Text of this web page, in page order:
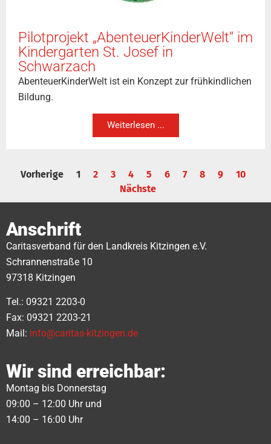
Pilotprojekt „AbenteuerKinderWelt“ im
Kindergarten St. Josef in
Schwarzach
AbenteuerKinderWelt ist ein Konzept zur frühkindlichen
Bildung.
Weiterlesen ...
Vorherige 1 2 3 4 5 6 7 8 9
10
Nächste
Anschrift
Caritasverband für den Landkreis Kitzingen e.V.
Schrannenstraße 10
97318 Kitzingen
Tel.: 09321 2203-0
Fax: 09321 2203-21
Mail: info@caritas-kitzingen.de
Wir sind erreichbar:
Montag bis Donnerstag
09:00 – 12:00 Uhr und
14:00 – 16:00 Uhr